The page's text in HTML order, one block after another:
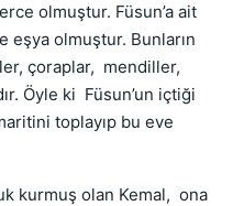
olmuştur. Füsun’a ait
olmuştur. Bunların
çoraplar, mendiller,
Öyle ki Füsun’un içtiği
toplayıp bu eve
kurmuş olan Kemal, ona